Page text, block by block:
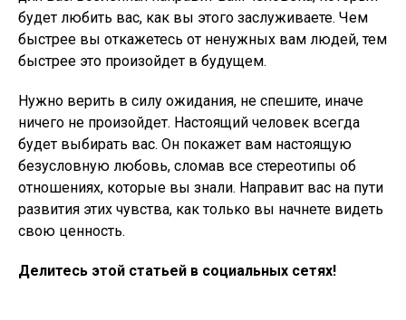
будет любить вас, как вы этого заслуживаете. Чем
быстрее вы откажетесь от ненужных вам людей, тем
быстрее это произойдет в будущем.
Нужно верить в силу ожидания, не спешите, иначе
ничего не произойдет. Настоящий человек всегда
будет выбирать вас. Он покажет вам настоящую
безусловную любовь, сломав все стереотипы об
отношениях, которые вы знали. Направит вас на пути
развития этих чувства, как только вы начнете видеть
свою ценность.
Делитесь этой статьей в социальных сетях!